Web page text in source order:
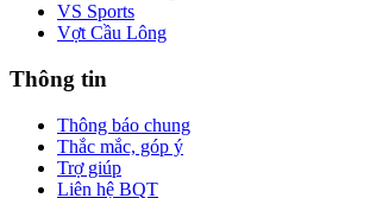
VS Sports
Vợt Cầu Lông
Thông tin
Thông báo chung
Thắc mắc, góp ý
Trợ giúp
Liên hệ BQT